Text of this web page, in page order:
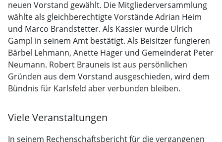
neuen Vorstand gewählt. Die Mitgliederversammlung
wählte als gleichberechtigte Vorstände Adrian Heim
und Marco Brandstetter. Als Kassier wurde Ulrich
Gampl in seinem Amt bestätigt. Als Beisitzer fungieren
Bärbel Lehmann, Anette Hager und Gemeinderat Peter
Neumann. Robert Brauneis ist aus persönlichen
Gründen aus dem Vorstand ausgeschieden, wird dem
Bündnis für Karlsfeld aber verbunden bleiben.
Viele Veranstaltungen
In seinem Rechenschaftsbericht für die vergangenen